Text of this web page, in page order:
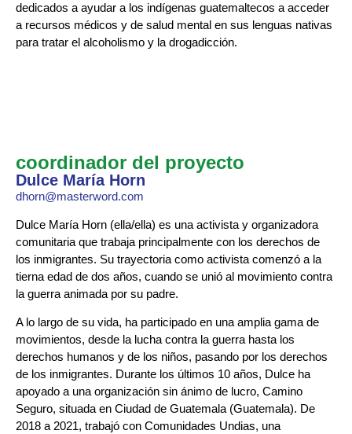
dedicados a ayudar a los indígenas guatemaltecos a acceder
a recursos médicos y de salud mental en sus lenguas nativas
para tratar el alcoholismo y la drogadicción.
coordinador del proyecto
Dulce María Horn
dhorn@masterword.com
Dulce María Horn (ella/ella) es una activista y organizadora
comunitaria que trabaja principalmente con los derechos de
los inmigrantes. Su trayectoria como activista comenzó a la
tierna edad de dos años, cuando se unió al movimiento contra
la guerra animada por su padre.
A lo largo de su vida, ha participado en una amplia gama de
movimientos, desde la lucha contra la guerra hasta los
derechos humanos y de los niños, pasando por los derechos
de los inmigrantes. Durante los últimos 10 años, Dulce ha
apoyado a una organización sin ánimo de lucro, Camino
Seguro, situada en Ciudad de Guatemala (Guatemala). De
2018 a 2021, trabajó con Comunidades Undias, una